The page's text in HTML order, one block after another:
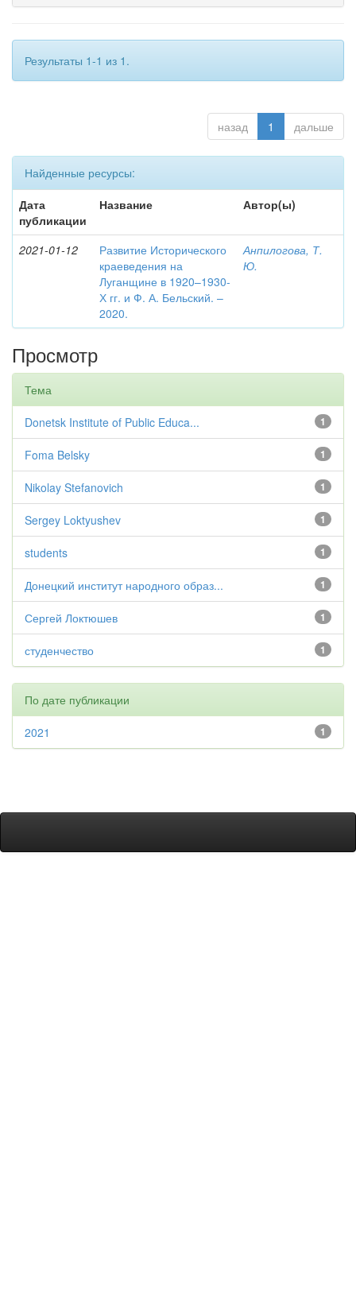
Результаты 1-1 из 1.
назад 1 дальше
Найденные ресурсы:
Дата
публикации
Название Автор(ы)
2021-01-12
Развитие Исторического
краеведения на
Луганщине в 1920–1930-
Х гг. и Ф. А. Бельский. –
2020.
Анпилогова, Т.
Ю.
Просмотр
Тема
1
Donetsk Institute of Public Educa...
1
Foma Belsky
1
Nikolay Stefanovich
1
Sergey Loktyushev
1
students
1
Донецкий институт народного образ...
1
Сергей Локтюшев
1
студенчество
По дате публикации
1
2021